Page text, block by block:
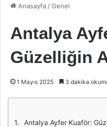
Anasayfa /Genel
Antalya
Güzelliğin
1 Mayıs 2025 3 dakika
Antalya Ayfer Kuaför: